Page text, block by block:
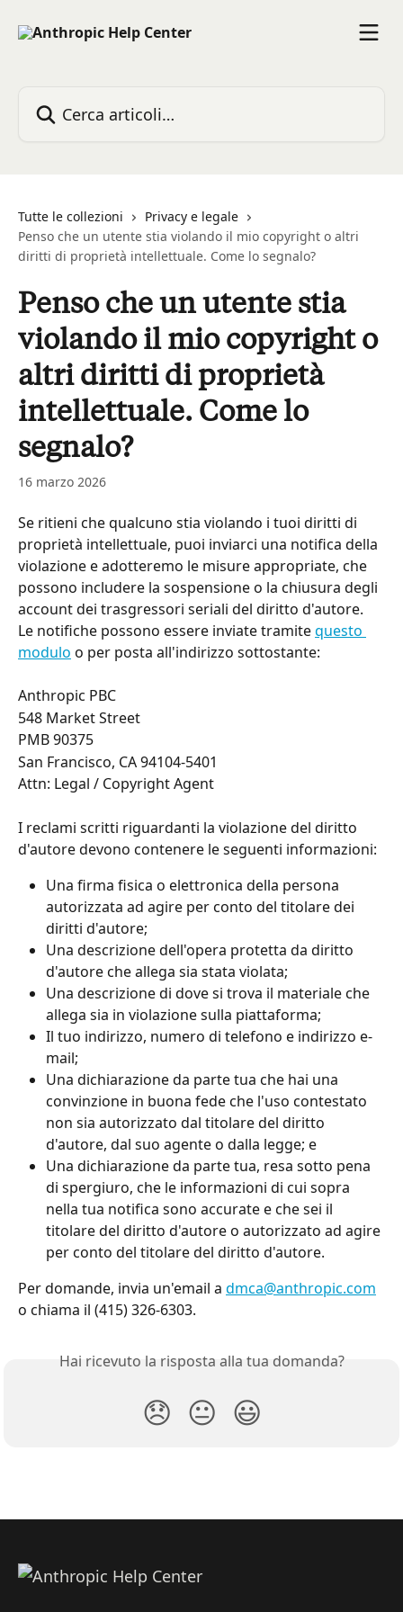
Tutte le collezioni
Privacy e legale
Penso che un utente stia violando il mio copyright o altri
diritti di proprietà intellettuale. Come lo segnalo?
Penso che un utente stia
violando il mio copyright o
altri diritti di proprietà
intellettuale. Come lo
segnalo?
16 marzo 2026
Se ritieni che qualcuno stia violando i tuoi diritti di
proprietà intellettuale, puoi inviarci una notifica della
violazione e adotteremo le misure appropriate, che
possono includere la sospensione o la chiusura degli
account dei trasgressori seriali del diritto d'autore.
Le notifiche possono essere inviate tramite questo
modulo o per posta all'indirizzo sottostante:
Anthropic PBC
548 Market Street
PMB 90375
San Francisco, CA 94104-5401
Attn: Legal / Copyright Agent
I reclami scritti riguardanti la violazione del diritto
d'autore devono contenere le seguenti informazioni:
Una firma fisica o elettronica della persona
autorizzata ad agire per conto del titolare dei
diritti d'autore;
Una descrizione dell'opera protetta da diritto
d'autore che allega sia stata violata;
Una descrizione di dove si trova il materiale che
allega sia in violazione sulla piattaforma;
Il tuo indirizzo, numero di telefono e indirizzo e-
mail;
Una dichiarazione da parte tua che hai una
convinzione in buona fede che l'uso contestato
non sia autorizzato dal titolare del diritto
d'autore, dal suo agente o dalla legge; e
Una dichiarazione da parte tua, resa sotto pena
di spergiuro, che le informazioni di cui sopra
nella tua notifica sono accurate e che sei il
titolare del diritto d'autore o autorizzato ad agire
per conto del titolare del diritto d'autore.
Per domande, invia un'email a dmca@anthropic.com
o chiama il (415) 326-6303.
Hai ricevuto la risposta alla tua domanda?
😞 😐 😃